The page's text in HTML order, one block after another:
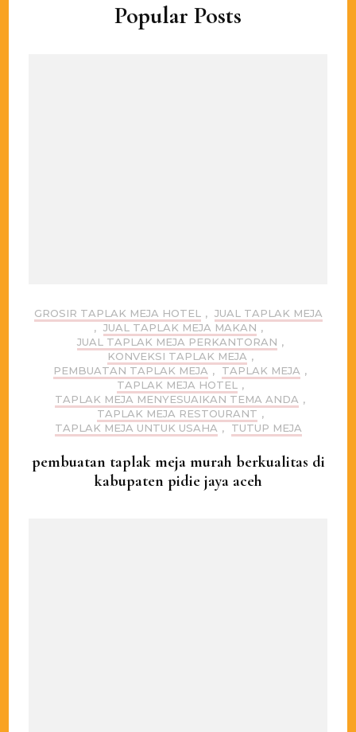
Popular Posts
GROSIR TAPLAK MEJA HOTEL , JUAL TAPLAK MEJA
, JUAL TAPLAK MEJA MAKAN ,
JUAL TAPLAK MEJA PERKANTORAN ,
KONVEKSI TAPLAK MEJA ,
PEMBUATAN TAPLAK MEJA , TAPLAK MEJA ,
TAPLAK MEJA HOTEL
,
TAPLAK MEJA MENYESUAIKAN TEMA ANDA ,
TAPLAK MEJA RESTOURANT ,
TAPLAK MEJA UNTUK USAHA , TUTUP MEJA
pembuatan taplak meja murah berkualitas di
kabupaten pidie jaya aceh